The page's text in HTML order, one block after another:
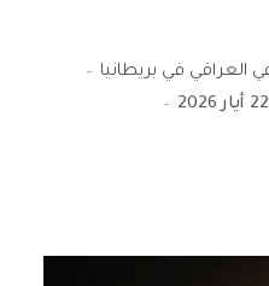
في بريطانيا
22 أيار 2026